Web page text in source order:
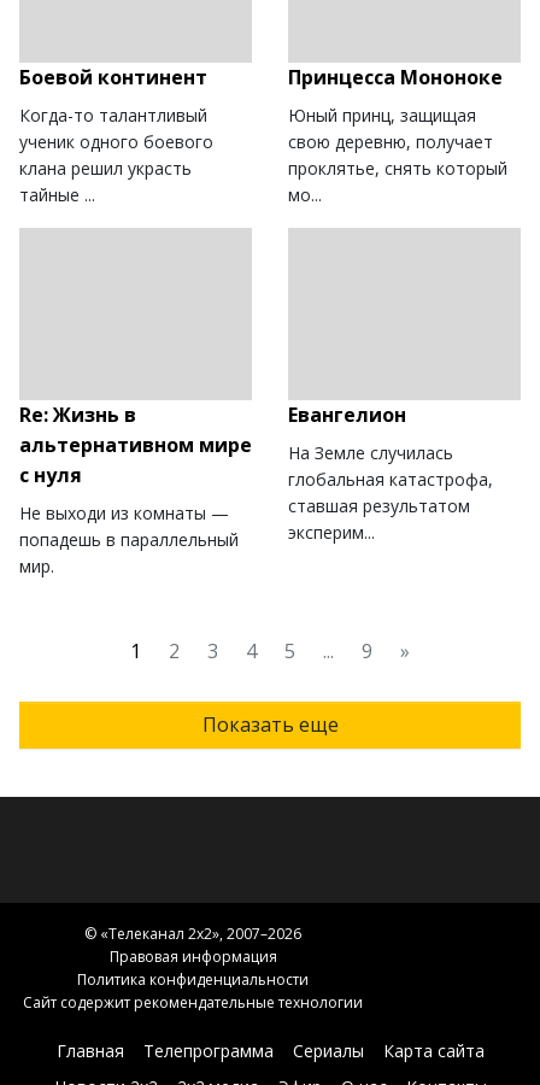
Боевой континент
Когда-то талантливый
ученик одного боевого
клана решил украсть
тайные ...
Принцесса Мононоке
Юный принц, защищая
свою деревню, получает
проклятье, снять который
мо...
Re: Жизнь в
альтернативном мире
с нуля
Не выходи из комнаты —
попадешь в параллельный
мир.
Евангелион
На Земле случилась
глобальная катастрофа,
ставшая результатом
эксперим...
1 2 3 4 5 ... 9 »
Показать еще
© «Телеканал 2x2», 2007–2026
Правовая информация
Политика конфиденциальности
Сайт содержит рекомендательные технологии
Главная Телепрограмма Сериалы
Карта сайта